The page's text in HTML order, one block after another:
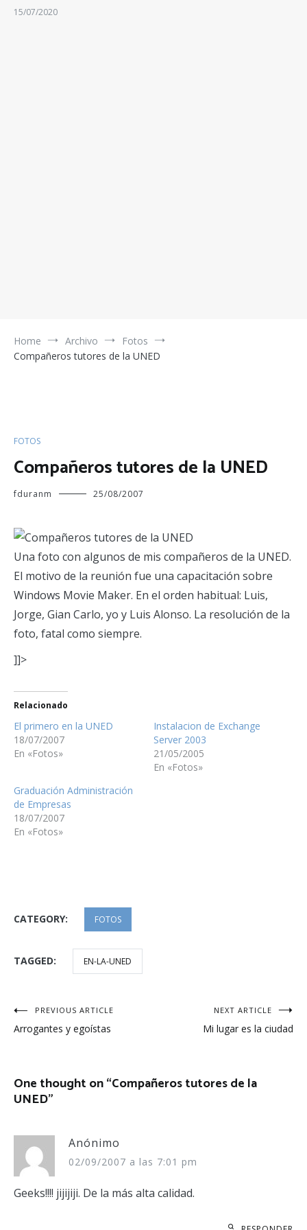
15/07/2020
Home Archivo
Fotos
Compañeros tutores de la UNED
FOTOS
Compañeros tutores de la UNED
fduranm 25/08/2007
Una foto con algunos de mis compañeros de la UNED.
El motivo de la reunión fue una capacitación sobre
Windows Movie Maker. En el orden habitual: Luis,
Jorge, Gian Carlo, yo y Luis Alonso. La resolución de la
foto, fatal como siempre.
]]>
Relacionado
El primero en la UNED
18/07/2007
En «Fotos»
Instalacion de Exchange
Server 2003
21/05/2005
En «Fotos»
Graduación Administración
de Empresas
18/07/2007
En «Fotos»
CATEGORY: FOTOS
TAGGED: EN-LA-UNED
Navegación
de
PREVIOUS ARTICLE
Arrogantes y egoístas
NEXT ARTICLE
Mi lugar es la ciudad
One thought on “Compañeros tutores de la
UNED”
Anónimo
02/09/2007 a las 7:01 pm
Geeks!!!! jijijiji. De la más alta calidad.